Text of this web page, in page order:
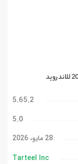
5.65.2
5.0
28 مايو، 2026
Tarteel Inc